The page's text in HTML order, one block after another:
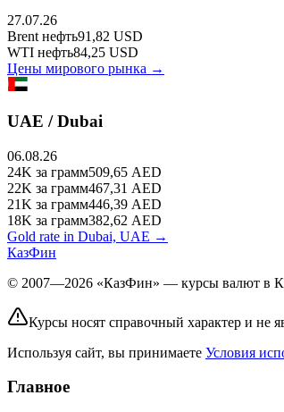
27.07.26
Brent нефть91,82 USD
WTI нефть84,25 USD
Цены мирового рынка →
UAE / Dubai
06.08.26
24K за грамм509,65 AED
22K за грамм467,31 AED
21K за грамм446,39 AED
18K за грамм382,62 AED
Gold rate in Dubai, UAE →
КазФин
© 2007—2026 «КазФин» — курсы валют в
Курсы носят справочный характер и не
Используя сайт, вы принимаете Условия
Главное